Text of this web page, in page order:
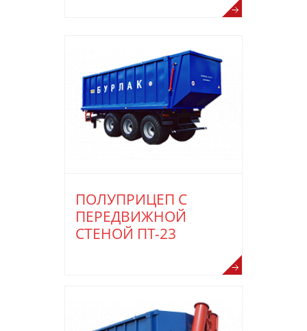
ПОЛУПРИЦЕП С
ПЕРЕДВИЖНОЙ
СТЕНОЙ ПТ-23